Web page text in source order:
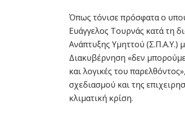
Όπως τόνισε πρόσφατα ο
Ευάγγελος Τουρνάς κατά τη
Ανάπτυξης Υμηττού (Σ.Π.Α.Υ.)
Διακυβέρνηση «δεν
και λογικές του
σχεδιασμού και της
κλιματική κρίση.